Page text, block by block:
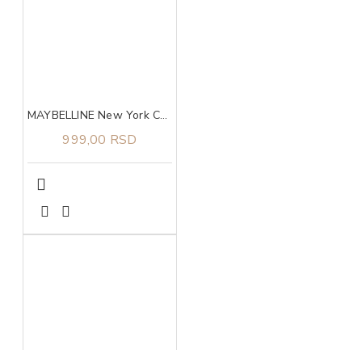
MAYBELLINE New York Colossal maskara black
999,00 RSD